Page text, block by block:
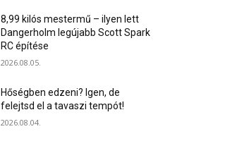
8,99 kilós mestermű – ilyen lett
Dangerholm legújabb Scott Spark
RC építése
2026.08.05.
Hőségben edzeni? Igen, de
felejtsd el a tavaszi tempót!
2026.08.04.